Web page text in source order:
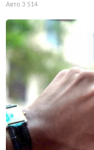
Авто 3 514